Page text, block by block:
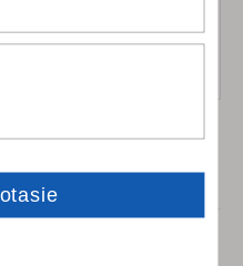
emikroskopi
praktyke